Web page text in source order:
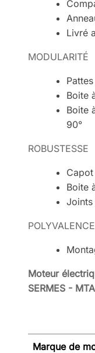
Livré
MODULARITÉ
Boite
Boite
90°
ROBUSTESSE
Boite
Joints
POLYVALENCE
Moteur
SERMES -
Marque de